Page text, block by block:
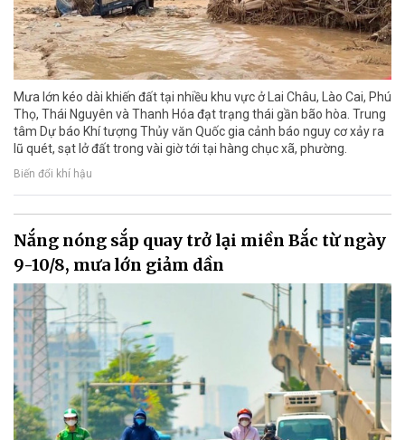
Mưa lớn kéo dài khiến đất tại nhiều khu vực ở Lai Châu, Lào Cai, Phú
Thọ, Thái Nguyên và Thanh Hóa đạt trạng thái gần bão hòa. Trung
tâm Dự báo Khí tượng Thủy văn Quốc gia cảnh báo nguy cơ xảy ra
lũ quét, sạt lở đất trong vài giờ tới tại hàng chục xã, phường.
Biến đổi khí hậu
Nắng nóng sắp quay trở lại miền Bắc từ ngày
9-10/8, mưa lớn giảm dần